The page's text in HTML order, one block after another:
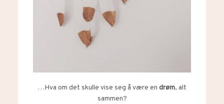
…Hva om det skulle vise seg å være en drøm, alt
sammen?